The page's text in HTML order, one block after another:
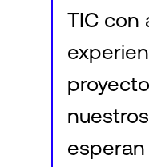
TIC con